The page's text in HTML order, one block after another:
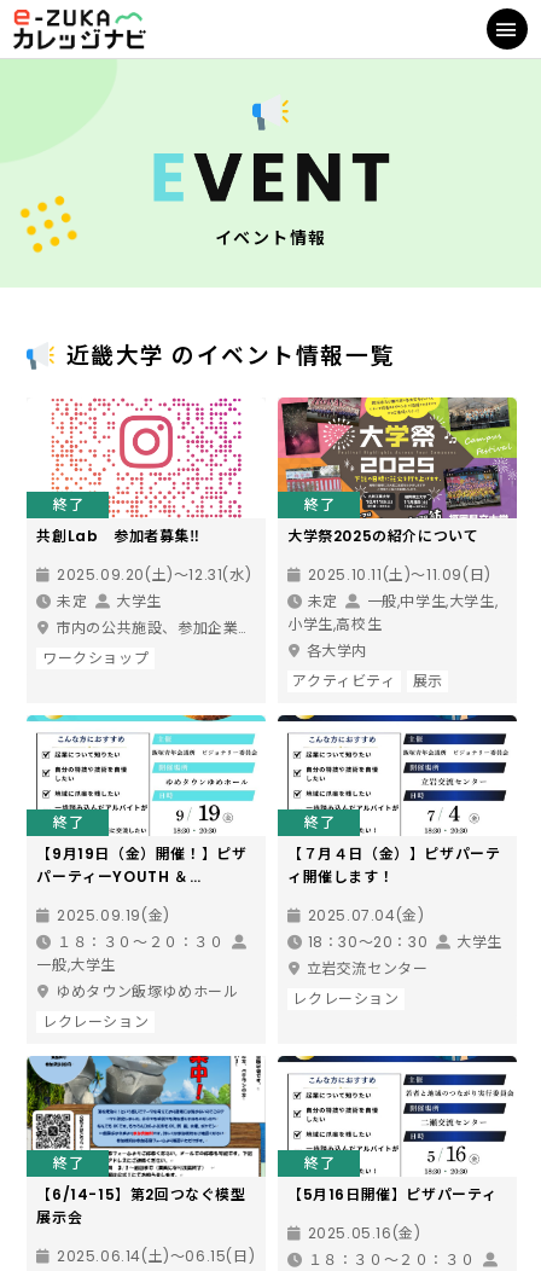
イベント情報
近畿大学 のイベント情報一覧
終了
共創Lab 参加者募集‼
2025.09.20(土)〜12.31(水)
未定
大学生
市内の公共施設、参加企業内、オンラインほか
ワークショップ
終了
大学祭2025の紹介について
2025.10.11(土)〜11.09(日)
未定
一般,中学生,大学生,
小学生,高校生
各大学内
アクティビティ
展示
終了
【9月19日（金）開催！】ピザ
パーティーYOUTH ＆
街に2025.09.19(金)
１８：３０～２０：３０
一般,大学生
ゆめタウン飯塚ゆめホール
レクレーション
終了
【７月４日（金）】ピザパーテ
ィ開催します！
2025.07.04(金)
18：30～20：30
大学生
立岩交流センター
レクレーション
終了
【6/14-15】第2回つなぐ模型
展示会
2025.06.14(土)〜06.15(日)
終了
【5月16日開催】ピザパーティ
2025.05.16(金)
１８：３０～２０：３０